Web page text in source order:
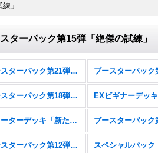
」
ターパック第15弾「絶傑の試練」
ブースターパック第21弾「Academy Royale/アカデミー・ロワイヤル」
ブースターパック第18弾「新約都市・透京」 EXビギナーデッキ
スターターデッキ「新たなる戦場」「燃え尽きぬ炎」
ブースターパック第12弾「黒鉄の侵略者」